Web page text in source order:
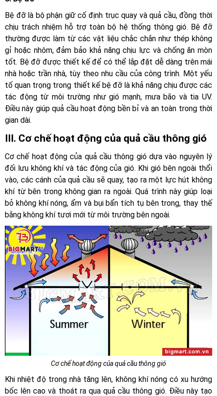
Bệ đỡ là bộ phận giữ cố định trục quay và quả cầu, đồng thời
chịu trách nhiệm hỗ trợ toàn bộ hệ thống thông gió. Bệ đỡ
thường được làm từ các vật liệu chắc chắn như thép không
gỉ hoặc nhôm, đảm bảo khả năng chịu lực và chống ăn mòn
tốt. Bệ đỡ được thiết kế để có thể lắp đặt dễ dàng trên mái
nhà hoặc trần nhà, tùy theo nhu cầu của công trình. Một yếu
tố quan trọng trong thiết kế bệ đỡ là khả năng chịu được các
tác động từ môi trường như gió mạnh, mưa bão và tia UV.
Điều này giúp quả cầu hoạt động bền bỉ và an toàn trong thời
gian dài.
III. Cơ chế hoạt động của quả cầu thông gió
Cơ chế hoạt động của quả cầu thông gió dựa vào nguyên lý
đối lưu không khí và tác động của gió. Khi gió bên ngoài thổi
vào, các cánh của quả cầu sẽ quay, tạo ra một lực hút không
khí từ bên trong không gian ra ngoài. Quá trình này giúp loại
bỏ không khí nóng, ẩm và bụi bẩn tích tụ bên trong, thay thế
bằng không khí tươi mới từ môi trường bên ngoài.
Cơ chế hoạt động của quả cầu thông gió
Khi nhiệt độ trong nhà tăng lên, không khí nóng có xu hướng
bốc lên cao và thoát ra qua quả cầu thông gió. Điều này tạo